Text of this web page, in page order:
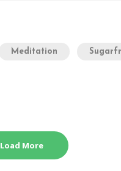
Meditation
Load More